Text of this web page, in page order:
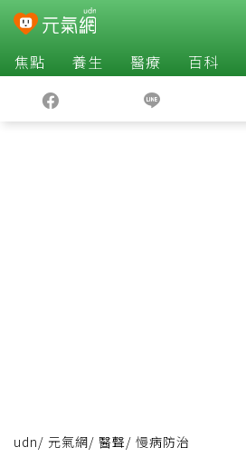
焦點 養生 醫療 百科
udn/ 元氣網/ 醫聲/ 慢病防治